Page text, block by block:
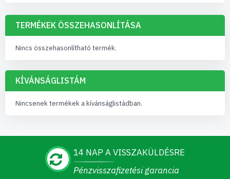
professzionális megjelenést ad.
Osztálytermek és előadótermek- Akusztika
javítása oktatási célokra. A hangszigetelő panel
Lakóhelyiségek
hangszórótól vagy hangos tevékenységektől. A
hangszigetelő panel otthoni komfortot növel.
A hangszigetelő panel ahangenergia elnyelés
működik. Amikor hanghullámok ütköznek a hab
porózus felületével, az energia minimális hővé alakul a
TERMÉKEK ÖSSZEHASONLÍTÁSA
Nincs összehasonlítható termék.
KÍVÁNSÁGLISTÁM
Nincsenek termékek a kívánságlistádban.
14 NAP A VISSZAKÜLDÉSRE
Pénzvisszafizetési garancia